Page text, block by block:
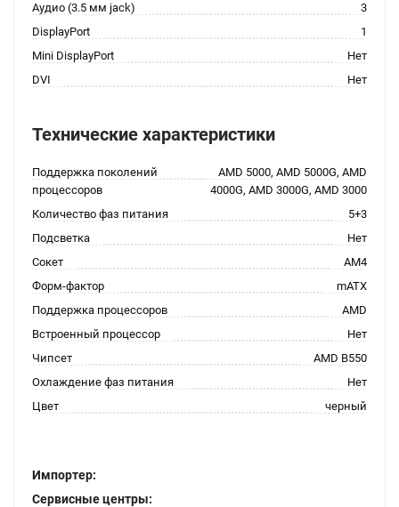
Аудио (3.5 мм jack)
3
DisplayPort
1
Mini DisplayPort
Нет
DVI
Нет
Технические характеристики
Поддержка поколений
процессоров
AMD 5000, AMD 5000G, AMD
4000G, AMD 3000G, AMD 3000
Количество фаз питания
5+3
Подсветка
Нет
Сокет
AM4
Форм-фактор
mATX
Поддержка процессоров
AMD
Встроенный процессор
Нет
Чипсет
AMD B550
Охлаждение фаз питания
Нет
Цвет
черный
Импортер:
Сервисные центры: